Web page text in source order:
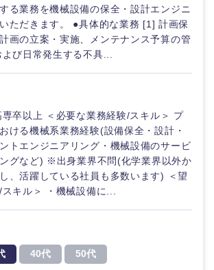
職種を選択してください
すべての経営企画・事業企
画
事業企画・事業開発
職種を選択してください
業企画
業界を選択してください
・資源・環境
機械・船舶
勤務地を選択してください
北地方
岩手県
件を入力ください
20代
る業務を機械設備の保全・設計エンジニ
ただきます。 ●具体的な業務 [1] 計画保
画の立案・実施、メンテナンス予算の管
び日常発生する不具...
専卒以上 ＜必要な業務経験/スキル＞ プ
ける機械系業務経験(設備保全・設計・
トエンジニアリング・機械設備のサービ
グなど) ※出身業界不問(化学業界以外か
、活躍している社員も多数います) ＜望
キル＞ ・機械設備に...
40代 50代